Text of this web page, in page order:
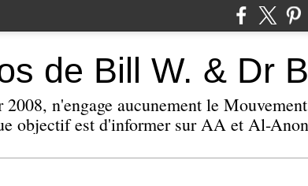
de Bill W. & Dr
n'engage aucunement le
objectif est d'informer sur AA et Al-